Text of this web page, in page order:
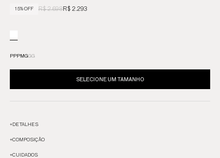
15% OFF R$ 2.698R$ 2.293
PPPMGGG
SELECIONE UM TAMANHO
+DETALHES
+COMPOSIÇÃO
+CUIDADOS